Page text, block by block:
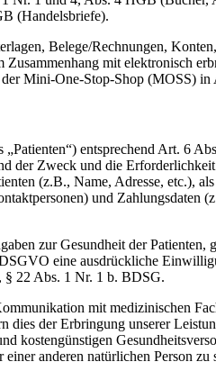
(Handelsbriefe).
Belege/Rechnungen,
mit elektronisch
Mini-One-Stop-Shop (MOSS)
„Patienten“) entsprechend Art. 6
der Zweck und die
(z.B., Name, Adresse, etc.),
und Zahlungsdaten
zur Gesundheit der Patienten,
eine ausdrückliche
§ 22 Abs. 1 Nr. 1 b. BDSG.
mit medizinischen
dies der Erbringung unserer
kostengünstigen
anderen natürlichen Person zu